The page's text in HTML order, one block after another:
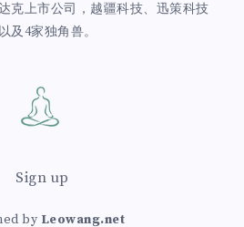
克上市公司，越疆科技、迅策科技
及4家独角兽。
Sign up
by Leowang.net